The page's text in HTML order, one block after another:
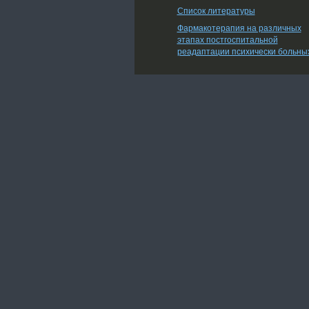
Список литературы
Фармакотерапия на различных
этапах постгоспитальной
реадаптации психически